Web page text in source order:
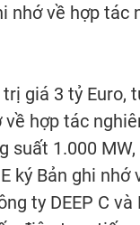
nhớ về hợp
giá 3 tỷ
hợp tác
suất 1.000
ký Bản ghi
ty DEEP C và